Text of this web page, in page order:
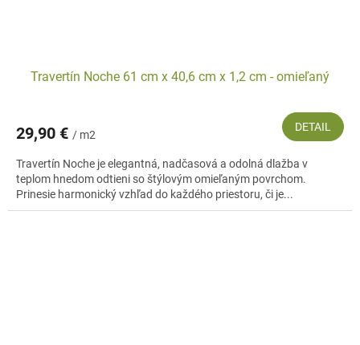
Travertín Noche 61 cm x 40,6 cm x 1,2 cm - omieľaný
29,90 € / m2
DETAIL
Travertín Noche je elegantná, nadčasová a odolná dlažba v
teplom hnedom odtieni so štýlovým omieľaným povrchom.
Prinesie harmonický vzhľad do každého priestoru, či je...